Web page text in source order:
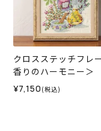
クロスステッチフレ
香りのハーモニー＞
¥7,150 (税込)